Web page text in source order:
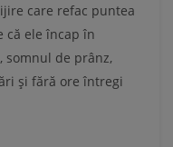
care refac puntea
că ele încap în
somnul de prânz,
și fără ore întregi